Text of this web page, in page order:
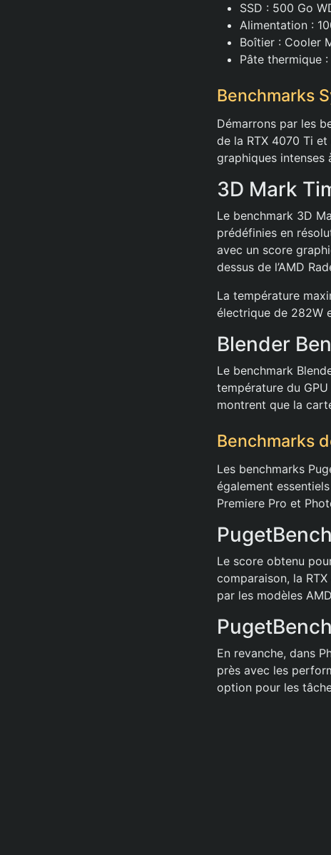
SSD : 500 Go
Alimentation :
Boîtier : Cooler
Pâte thermique
Benchmarks
Démarrons par les
de la RTX 4070 Ti
graphiques intenses
3D Mark
Le benchmark 3D
prédéfinies en
avec un score
dessus de l’AMD
La température
électrique de 282W
Blender
Le benchmark
température du
montrent que la
Benchmarks
Les benchmarks
également
Premiere Pro et
Le score obtenu
comparaison, la
par les modèles
En revanche, dans
près avec les
option pour les